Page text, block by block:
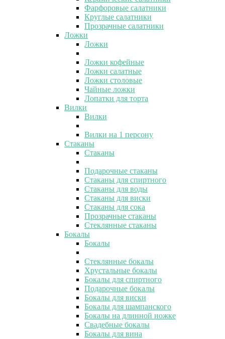
Фарфоровые салатники
Круглые салатники
Прозрачные салатники
Ложки
Ложки
Ложки кофейные
Ложки салатные
Ложки столовые
Чайные ложки
Лопатки для торта
Вилки
Вилки
Вилки на 1 персону
Стаканы
Стаканы
Подарочные стаканы
Стаканы для спиртного
Стаканы для воды
Стаканы для виски
Стаканы для сока
Прозрачные стаканы
Стеклянные стаканы
Бокалы
Бокалы
Стеклянные бокалы
Хрустальные бокалы
Бокалы для спиртного
Подарочные бокалы
Бокалы для виски
Бокалы для шампанского
Бокалы на длинной ножке
Свадебные бокалы
Бокалы для вина